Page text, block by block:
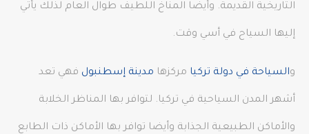
التاريخية القديمة. وأيضا المناخ اللطيف طوال العام لذلك يأتي
إليها السياح في أسي وقت.
والسياحة في دولة تركيا مركزها مدينة إسطنبول فهي تعد
أشهر المدن السياحية في تركيا. لتوافر بها المناظر الخلابة
والأماكن الطبيعية الجذابة وأيضا توافر بها الأماكن ذات الطابع